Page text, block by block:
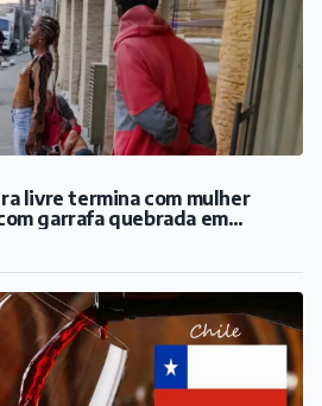
livre termina com mulher
garrafa quebrada em